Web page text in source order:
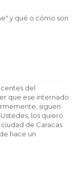
y qué o cómo son
del
que ese internado
siguen
los quiero
de Caracas
hace un